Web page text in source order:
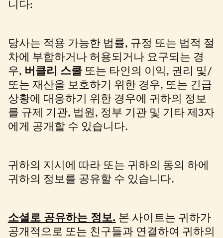
니다:
당사는 적용 가능한 법률, 규정 또는 법적 절
차에 부합하거나 허용되거나 요구되는 경
우, 버클리 스쿨또는 타인의 이익, 권리 및/
또는 재산을 보호하기 위한 경우, 또는 긴급
상황에 대응하기 위한 경우에 귀하의 정보
를 규제 기관, 법원, 정부 기관 및 기타 제3자
에게 공개할 수 있습니다.
귀하의 지시에 따라 또는 귀하의 동의 하에
귀하의 정보를 공유할 수 있습니다.
소셜로 공유하는 정보. 본 사이트는 귀하가
공개적으로 또는 친구들과 연결하여 귀하의